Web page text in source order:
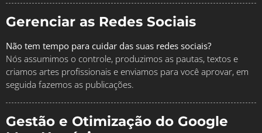
Gerenciar as Redes Sociais
Não tem tempo para cuidar das suas redes sociais?
Nós assumimos o controle, produzimos as pautas, textos e
criamos artes profissionais e enviamos para você aprovar, em
seguida fazemos as publicações.
Gestão e Otimização do Google